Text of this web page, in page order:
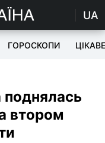
UA
ГОРОСКОПИ ЦІКАВЕ
поднялась
втором